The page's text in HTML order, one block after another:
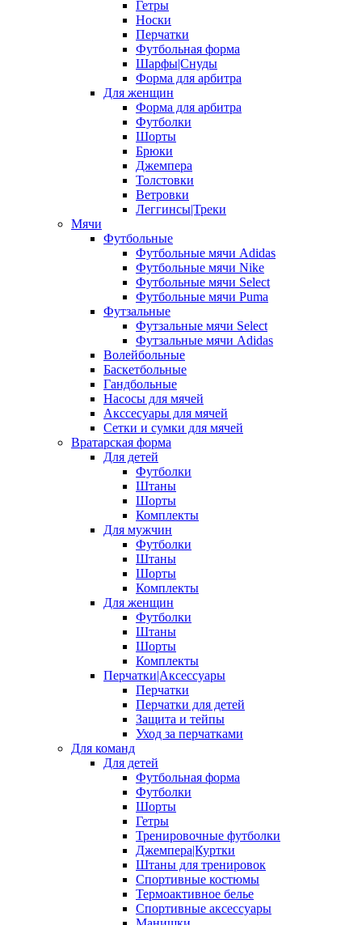
Гетры
Носки
Перчатки
Футбольная форма
Шарфы|Снуды
Форма для арбитра
Для женщин
Форма для арбитра
Футболки
Шорты
Брюки
Джемпера
Толстовки
Ветровки
Леггинсы|Треки
Мячи
Футбольные
Футбольные мячи Adidas
Футбольные мячи Nike
Футбольные мячи Select
Футбольные мячи Puma
Футзальные
Футзальные мячи Select
Футзальные мячи Adidas
Волейбольные
Баскетбольные
Гандбольные
Насосы для мячей
Акссесуары для мячей
Сетки и сумки для мячей
Вратарская форма
Для детей
Футболки
Штаны
Шорты
Комплекты
Для мужчин
Футболки
Штаны
Шорты
Комплекты
Для женщин
Футболки
Штаны
Шорты
Комплекты
Перчатки|Аксессуары
Перчатки
Перчатки для детей
Защита и тейпы
Уход за перчатками
Для команд
Для детей
Футбольная форма
Футболки
Шорты
Гетры
Тренировочные футболки
Джемпера|Куртки
Штаны для тренировок
Спортивные костюмы
Термоактивное белье
Спортивные аксессуары